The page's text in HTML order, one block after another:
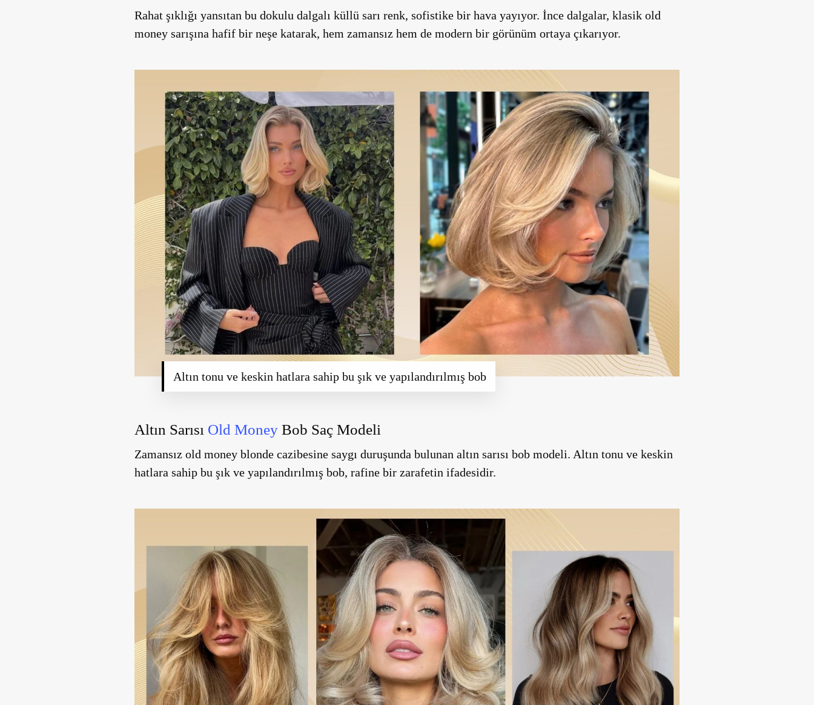
Rahat şıklığı yansıtan bu dokulu dalgalı küllü sarı renk, sofistike bir hava yayıyor. İnce dalgalar, klasik old
money sarışına hafif bir neşe katarak, hem zamansız hem de modern bir görünüm ortaya çıkarıyor.
Altın tonu ve keskin hatlara sahip bu şık ve yapılandırılmış bob
Altın Sarısı Old Money Bob Saç Modeli
Zamansız old money blonde cazibesine saygı duruşunda bulunan altın sarısı bob modeli. Altın tonu ve keskin
hatlara sahip bu şık ve yapılandırılmış bob, rafine bir zarafetin ifadesidir.